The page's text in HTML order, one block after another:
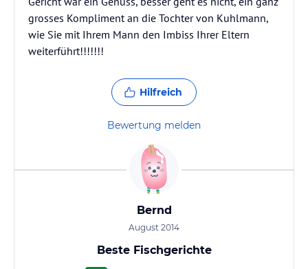
grosses Kompliment an die Tochter von Kuhlmann,
wie Sie mit Ihrem Mann den Imbiss Ihrer Eltern
weiterführt!!!!!!!
Hilfreich
Bewertung melden
Bernd
August 2014
Beste Fischgerichte